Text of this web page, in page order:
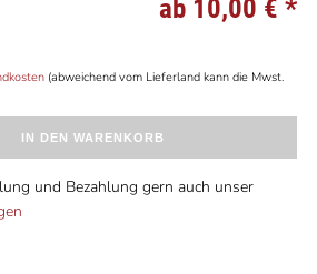
ab 10,00 € *
(abweichend vom Lieferland kann die Mwst.
IN DEN WARENKORB
und Bezahlung gern auch unser